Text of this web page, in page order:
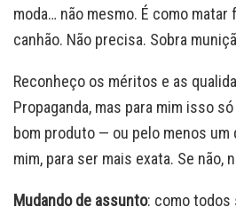
moda… não mesmo. É como matar
canhão. Não precisa. Sobra
Reconheço os méritos e as
Propaganda, mas para mim isso
bom produto — ou pelo menos um
mim, para ser mais exata. Se não,
Mudando de assunto: como todos